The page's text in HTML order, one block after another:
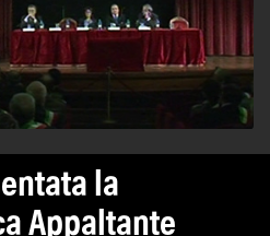
la
Appaltante